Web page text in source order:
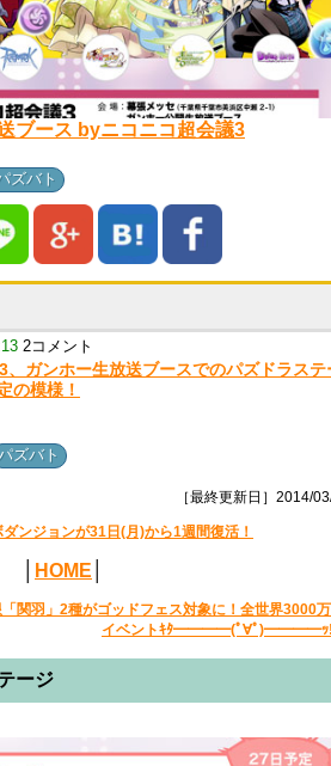
ブース byニコニコ超会議3
ズバト
2コメント
、ガンホー生放送ブースでのパズドラステ
の模様！
パズバト
［最終更新日］2014/
ンジョンが31日(月)から1週間復活！
HOME
関羽」2種がゴッドフェス対象に！全世界3000
イベントｷﾀ━━━━(ﾟ∀ﾟ)━━━━ｯ
ージ